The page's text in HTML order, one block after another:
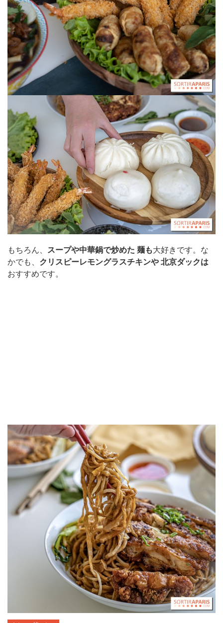
もちろん、 スープや中華鍋で炒めた 麺も大好きです。な
かでも、 クリスピーレモングラスチキンや北京ダックは
おすすめです。